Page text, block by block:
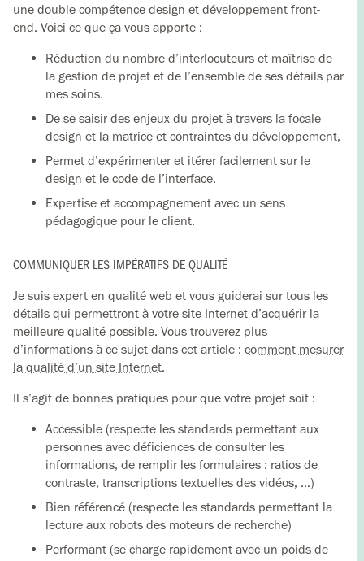
une double compétence design et développement front-
end. Voici ce que ça vous apporte :
Réduction du nombre d’interlocuteurs et maîtrise de
la gestion de projet et de l’ensemble de ses détails par
mes soins.
De se saisir des enjeux du projet à travers la focale
design et la matrice et contraintes du développement,
Permet d’expérimenter et itérer facilement sur le
design et le code de l’interface.
Expertise et accompagnement avec un sens
pédagogique pour le client.
COMMUNIQUER LES IMPÉRATIFS DE QUALITÉ
Je suis expert en qualité web et vous guiderai sur tous les
détails qui permettront à votre site Internet d’acquérir la
meilleure qualité possible. Vous trouverez plus
d’informations à ce sujet dans cet article : comment mesurer
la qualité d’un site Internet.
Il s’agit de bonnes pratiques pour que votre projet soit :
Accessible (respecte les standards permettant aux
personnes avec déficiences de consulter les
informations, de remplir les formulaires : ratios de
contraste, transcriptions textuelles des vidéos, …)
Bien référencé (respecte les standards permettant la
lecture aux robots des moteurs de recherche)
Performant (se charge rapidement avec un poids de